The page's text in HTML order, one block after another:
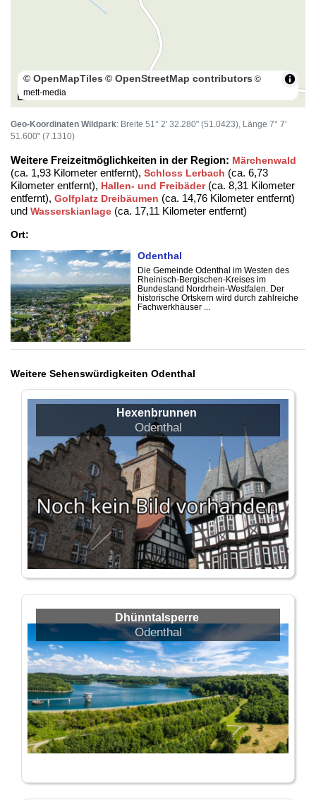
100 m
© OpenMapTiles © OpenStreetMap contributors ©
mett-media
Geo-Koordinaten Wildpark: Breite 51° 2' 32.280" (51.0423), Länge 7° 7'
51.600" (7.1310)
Weitere Freizeitmöglichkeiten in der Region: Märchenwald
(ca. 1,93 Kilometer entfernt), Schloss Lerbach (ca. 6,73
Kilometer entfernt), Hallen- und Freibäder(ca. 8,31 Kilometer
entfernt), Golfplatz Dreibäumen (ca. 14,76 Kilometer entfernt)
und Wasserskianlage (ca. 17,11 Kilometer entfernt)
Ort:
Odenthal
Die Gemeinde Odenthal im Westen des
Rheinisch-Bergischen-Kreises im
Bundesland Nordrhein-Westfalen. Der
historische Ortskern wird durch zahlreiche
Fachwerkhäuser ...
Weitere Sehenswürdigkeiten Odenthal
Hexenbrunnen
Odenthal
Dhünntalsperre
Odenthal